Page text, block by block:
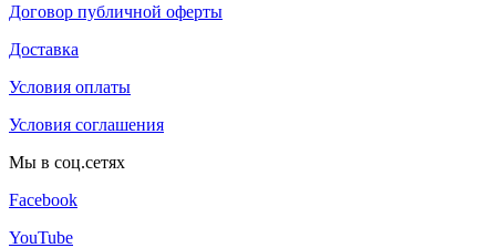
Договор публичной оферты
Доставка
Условия оплаты
Условия соглашения
Мы в соц.сетях
Facebook
YouTube